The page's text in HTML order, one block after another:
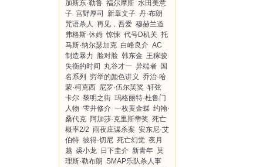
加斯东·勒鲁 福尔摩斯 水田美意
子 宫野厚司 新章文子 丹·布朗
咒语杀人 再见，吾爱 穆赫兰道
弗格斯·休姆 惊悚 代号D机关 托
马斯·纳尔瑟加克 白峰良介 AC
制造暴力 脸对脸 韩东金 王稼骏
失衡的时间
丸谷才一 异端者 国
名系列
穷举的颜色讲义 乔治·哈
蒙·柯克西 尼罗·伍尔芙奖 轩弦
卡尔 黎明之街 玛格丽特·杜鲁门
人物 雫井修介 一枚黄金蝶 约翰·
桑代克 阿加莎·克里斯蒂奖 死亡
概率2/2 雨夜庄谋杀案 安东尼·艾
伯特 彼得·切尼 死亡幻觉 夜月
越 裘小龙 日下圭介 新青年 莫
理斯·勒布朗 SMAP乐队杀人事